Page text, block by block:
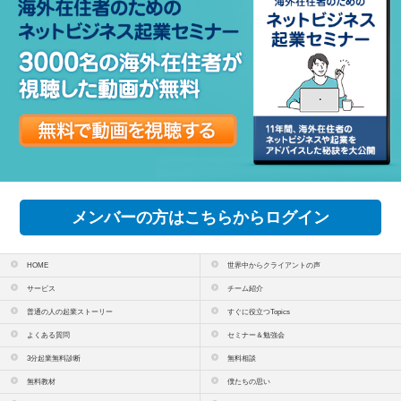
メンバーの方はこちらからログイン
HOME 世界中からクライアントの声
サービス チーム紹介
普通の人の起業ストーリー すぐに役立つTopics
よくある質問 セミナー＆勉強会
3分起業無料診断 無料相談
無料教材 僕たちの思い